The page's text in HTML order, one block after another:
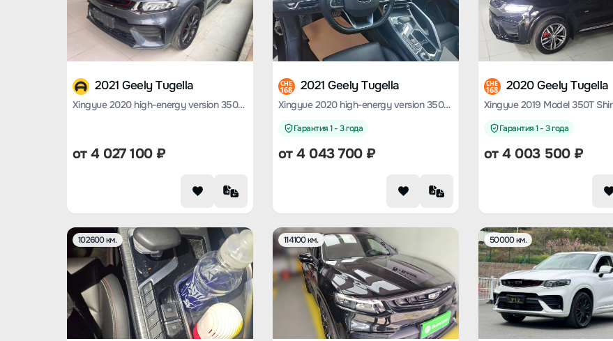
2021 Geely Tugella
Xingyue 2020 high-energy version 350T Shining Star
от4 027 100₽
CHE
168 2021 Geely Tugella
Xingyue 2020 high-energy version 350T Shining Star
Гарантия 1 - 3 года
от4 043 700₽
CHE
168 2020 Geely Tugella
Xingyue 2019 Model 350T
Гарантия 1 - 3 года
от4 003 500₽
102600 км. 114100 км. 50000 км.